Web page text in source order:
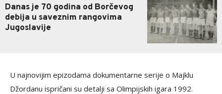
Danas je 70 godina od Borčevog
debija u saveznim rangovima
Jugoslavije
U najnovijim epizodama dokumentarne serije o Majklu
Džordanu ispričani su detalji sa Olimpijskih igara 1992.